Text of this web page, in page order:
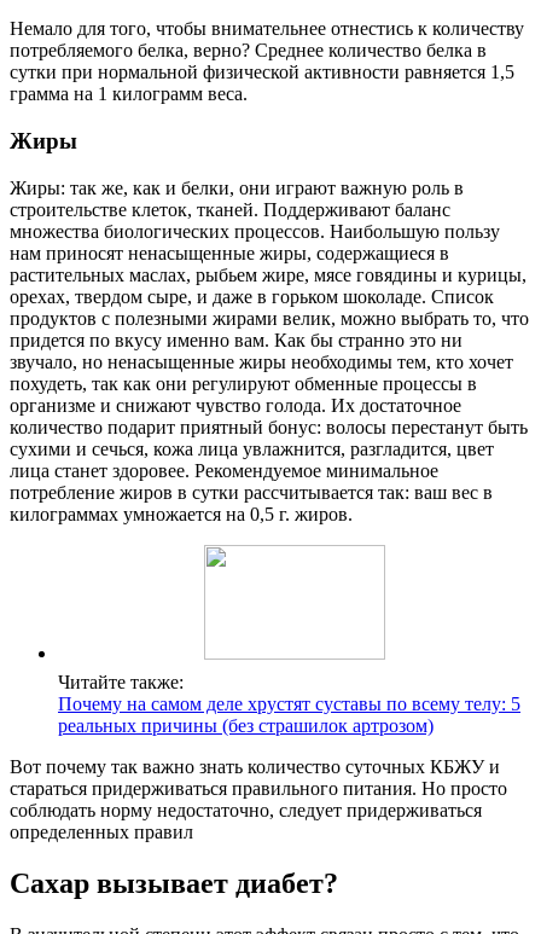
Немало для того, чтобы внимательнее отнестись к количеству
потребляемого белка, верно? Среднее количество белка в
сутки при нормальной физической активности равняется 1,5
грамма на 1 килограмм веса.
Жиры
Жиры: так же, как и белки, они играют важную роль в
строительстве клеток, тканей. Поддерживают баланс
множества биологических процессов. Наибольшую пользу
нам приносят ненасыщенные жиры, содержащиеся в
растительных маслах, рыбьем жире, мясе говядины и курицы,
орехах, твердом сыре, и даже в горьком шоколаде. Список
продуктов с полезными жирами велик, можно выбрать то, что
придется по вкусу именно вам. Как бы странно это ни
звучало, но ненасыщенные жиры необходимы тем, кто хочет
похудеть, так как они регулируют обменные процессы в
организме и снижают чувство голода. Их достаточное
количество подарит приятный бонус: волосы перестанут быть
сухими и сечься, кожа лица увлажнится, разгладится, цвет
лица станет здоровее. Рекомендуемое минимальное
потребление жиров в сутки рассчитывается так: ваш вес в
килограммах умножается на 0,5 г. жиров.
Читайте также:
Почему на самом деле хрустят суставы по всему телу: 5
реальных причины (без страшилок артрозом)
Вот почему так важно знать количество суточных КБЖУ и
стараться придерживаться правильного питания. Но просто
соблюдать норму недостаточно, следует придерживаться
определенных правил
Сахар вызывает диабет?